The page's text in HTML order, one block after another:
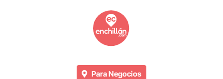
Para Negocios